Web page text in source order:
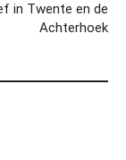
in Twente en de
Achterhoek